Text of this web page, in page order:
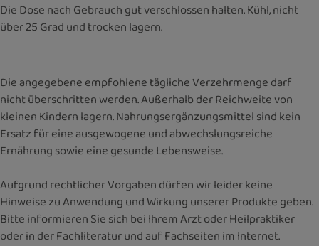
Die Dose nach Gebrauch gut verschlossen halten. Kühl, nicht
über 25 Grad und trocken lagern.
Die angegebene empfohlene tägliche Verzehrmenge darf
nicht überschritten werden. Außerhalb der Reichweite von
kleinen Kindern lagern. Nahrungsergänzungsmittel sind kein
Ersatz für eine ausgewogene und abwechslungsreiche
Ernährung sowie eine gesunde Lebensweise.
Aufgrund rechtlicher Vorgaben dürfen wir leider keine
Hinweise zu Anwendung und Wirkung unserer Produkte geben.
Bitte informieren Sie sich bei Ihrem Arzt oder Heilpraktiker
oder in der Fachliteratur und auf Fachseiten im Internet.